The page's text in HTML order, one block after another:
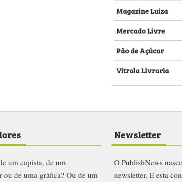
Magazine Luiza
Mercado Livre
Pão de Açúcar
Vitrola Livraria
um capista, de um
ou de uma gráfica? Ou de um
Newsletter
O PublishNews
newsletter. E esta